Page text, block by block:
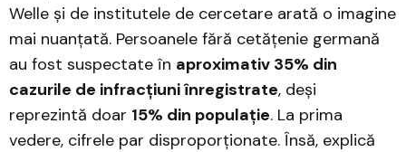
Welle și de institutele de cercetare arată o imagine
mai nuanțată. Persoanele fără cetățenie germană
au fost suspectate în aproximativ 35% din
cazurile de infracțiuni înregistrate, deși
reprezintă doar 15% din populație. La prima
vedere, cifrele par disproporționate. Însă, explică